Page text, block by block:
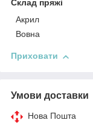
Склад пряжі
Акрил
Вовна
Приховати
Умови доставки
Нова Пошта